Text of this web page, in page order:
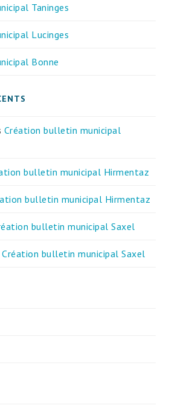
Taninges
Lucinges
Bonne
Création bulletin municipal
bulletin municipal Hirmentaz
bulletin municipal Hirmentaz
bulletin municipal Saxel
Création bulletin municipal Saxel